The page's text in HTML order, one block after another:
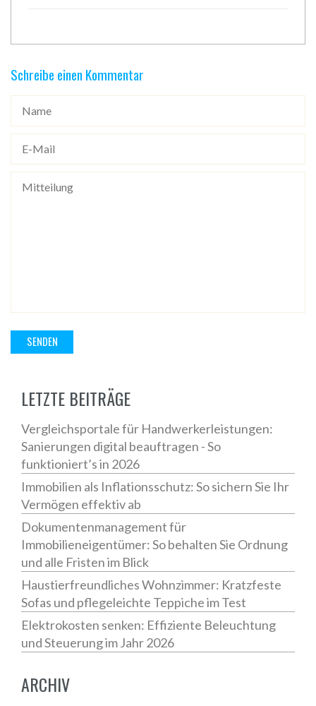
Schreibe einen Kommentar
LETZTE BEITRÄGE
Vergleichsportale für Handwerkerleistungen:
Sanierungen digital beauftragen - So
funktioniert’s in 2026
Immobilien als Inflationsschutz: So sichern Sie Ihr
Vermögen effektiv ab
Dokumentenmanagement für
Immobilieneigentümer: So behalten Sie Ordnung
und alle Fristen im Blick
Haustierfreundliches Wohnzimmer: Kratzfeste
Sofas und pflegeleichte Teppiche im Test
Elektrokosten senken: Effiziente Beleuchtung
und Steuerung im Jahr 2026
ARCHIV